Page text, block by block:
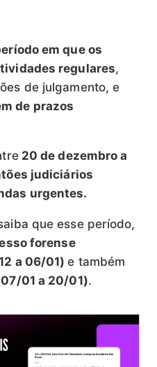
em que os
regulares,
de julgamento, e
de prazos
20 de dezembro a
judiciários
urgentes.
que esse período,
forense
a 06/01)e também
01 a 20/01).